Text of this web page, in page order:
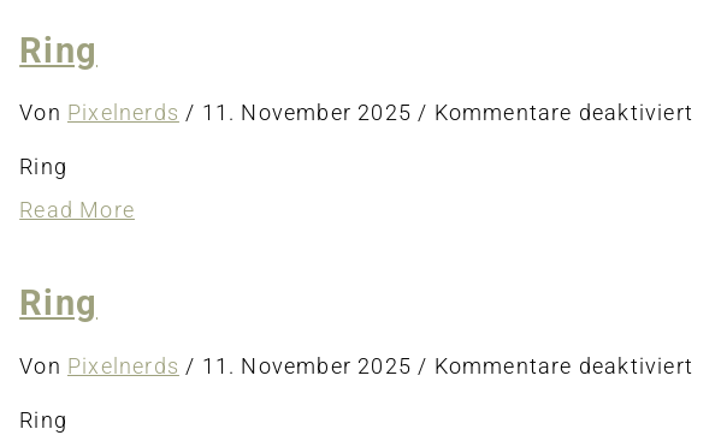
Ring
Von Pixelnerds / 11. November 2025 / Kommentare deaktiviert
Ring
Read Moreabout
Ring
Von Pixelnerds / 11. November 2025 / Kommentare deaktiviert
Ring